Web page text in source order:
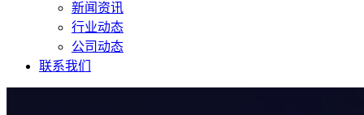
新闻资讯
行业动态
公司动态
联系我们